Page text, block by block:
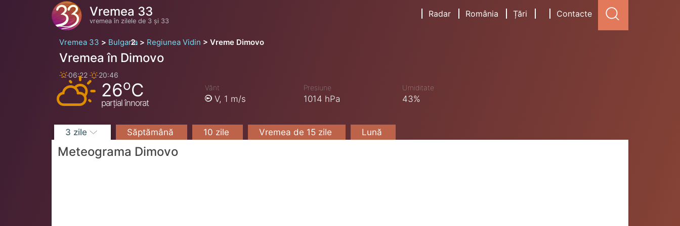
Vremea 33
vremea în zilele de 3 și 33
Radar România Țări Contacte
Vremea 33 Bulgaria Regiunea Vidin Vreme Dimovo
Vremea în Dimovo
06:22 20:46
26oC
parțial înnorat
Vânt
V, 1 m/s
Presiune
1014 hPa
Umiditate
43%
3 zile Săptămână 10 zile Vremea de 15 zile Lună
Meteograma Dimovo